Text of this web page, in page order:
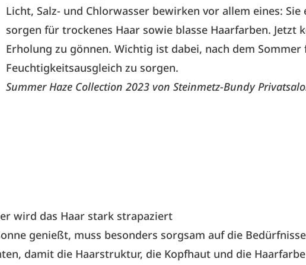
Licht, Salz- und Chlorwasser bewirken vor allem eines:
sorgen für trockenes Haar sowie blasse Haarfarben. Jetzt
Erholung zu gönnen. Wichtig ist dabei, nach dem
Feuchtigkeitsausgleich zu sorgen.
Summer Haze Collection 2023 von Steinmetz-Bundy
wird das Haar stark strapaziert
genießt, muss besonders sorgsam auf die
damit die Haarstruktur, die Kopfhaut und die